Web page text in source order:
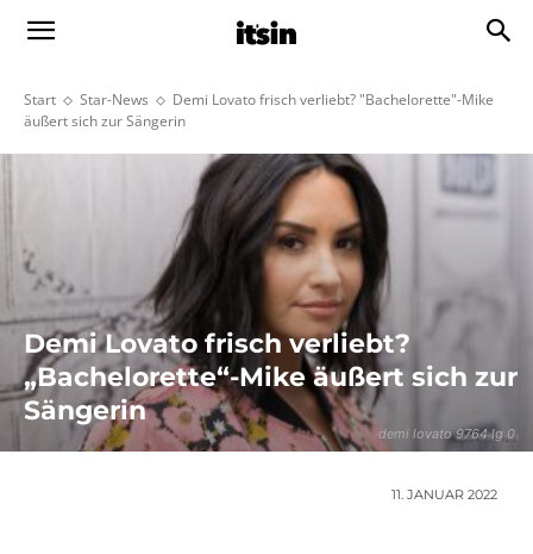
Start Star-News
Demi Lovato frisch verliebt? "Bachelorette"-Mike
äußert sich zur Sängerin
demi lovato 9764 lg 0
Demi Lovato frisch verliebt?
„Bachelorette“-Mike äußert sich zur
Sängerin
11. JANUAR 2022